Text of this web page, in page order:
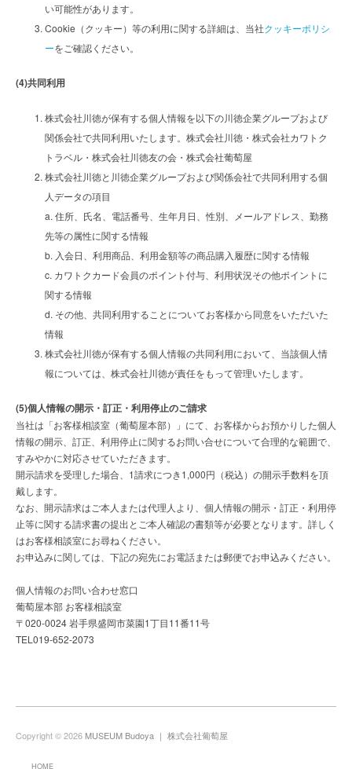
い可能性があります。
Cookie（クッキー）等の利用に関する詳細は、当社クッキーポリシ
ーをご確認ください。
(4)共同利用
株式会社川徳が保有する個人情報を以下の川徳企業グループおよび
関係会社で共同利用いたします。株式会社川徳・株式会社カワトク
トラベル・株式会社川徳友の会・株式会社葡萄屋
株式会社川徳と川徳企業グループおよび関係会社で共同利用する個
人データの項目
a. 住所、氏名、電話番号、生年月日、性別、メールアドレス、勤務
先等の属性に関する情報
b. 入会日、利用商品、利用金額等の商品購入履歴に関する情報
c. カワトクカード会員のポイント付与、利用状況その他ポイントに
関する情報
d. その他、共同利用することについてお客様から同意をいただいた
情報
株式会社川徳が保有する個人情報の共同利用において、当該個人情
報については、株式会社川徳が責任をもって管理いたします。
(5)個人情報の開示・訂正・利用停止のご請求
当社は「お客様相談室（葡萄屋本部）」にて、お客様からお預かりした個人
情報の開示、訂正、利用停止に関するお問い合せについて合理的な範囲で、
すみやかに対応させていただきます。
開示請求を受理した場合、1請求につき1,000円（税込）の開示手数料を頂
戴します。
なお、開示請求はご本人または代理人より、個人情報の開示・訂正・利用停
止等に関する請求書の提出とご本人確認の書類等が必要となります。詳しく
はお客様相談室にお尋ねください。
お申込みに関しては、下記の宛先にお電話または郵便でお申込みください。
個人情報のお問い合わせ窓口
葡萄屋本部 お客様相談室
〒020-0024 岩手県盛岡市菜園1丁目11番11号
TEL019-652-2073
Copyright © 2026 MUSEUM Budoya ｜ 株式会社葡萄屋
HOME